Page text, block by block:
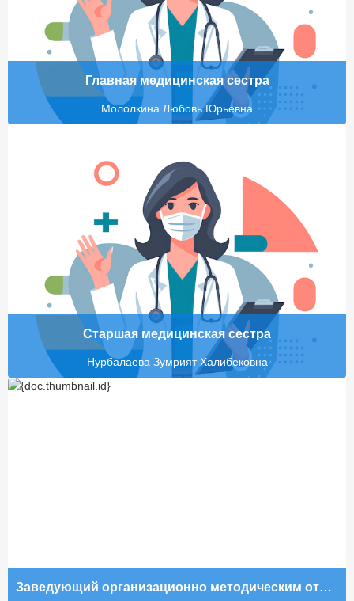
Главная медицинская сестра
Мололкина Любовь Юрьевна
Старшая медицинская сестра
Нурбалаева Зумрият Халибековна
Заведующий организационно методическим отделом